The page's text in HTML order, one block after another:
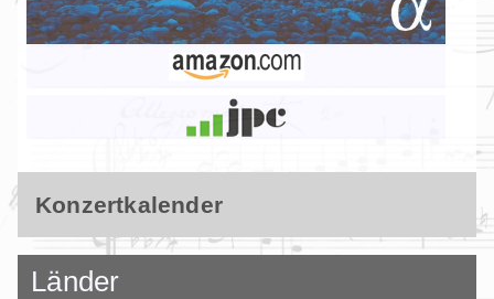
Konzertkalender
Länder